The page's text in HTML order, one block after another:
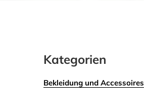
Kategorien
Bekleidung und Accessoires